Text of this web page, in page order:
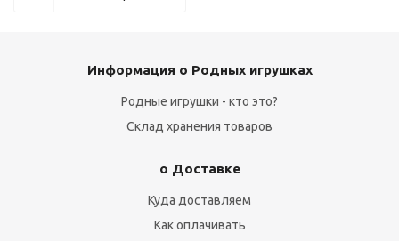
Информация о Родных игрушках
Родные игрушки - кто это?
Склад хранения товаров
о Доставке
Куда доставляем
Как оплачивать